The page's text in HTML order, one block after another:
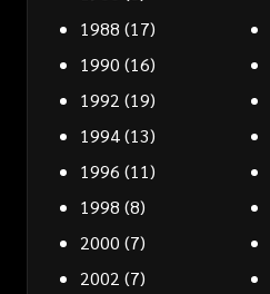
1988 (17)
1990 (16)
1992 (19)
1994(13)
1996 (11)
1998 (8)
2000 (7)
2002 (7)